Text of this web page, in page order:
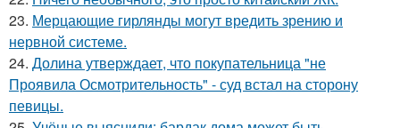
23. Мерцающие гирлянды могут вредить зрению и
нервной системе.
24. Долина утверждает, что покупательница "не
Проявила Осмотрительность" - суд встал на сторону
певицы.